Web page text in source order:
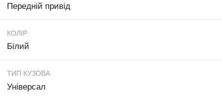
Передній привід
КОЛІР
Білий
ТИП КУЗОВА
Універсал